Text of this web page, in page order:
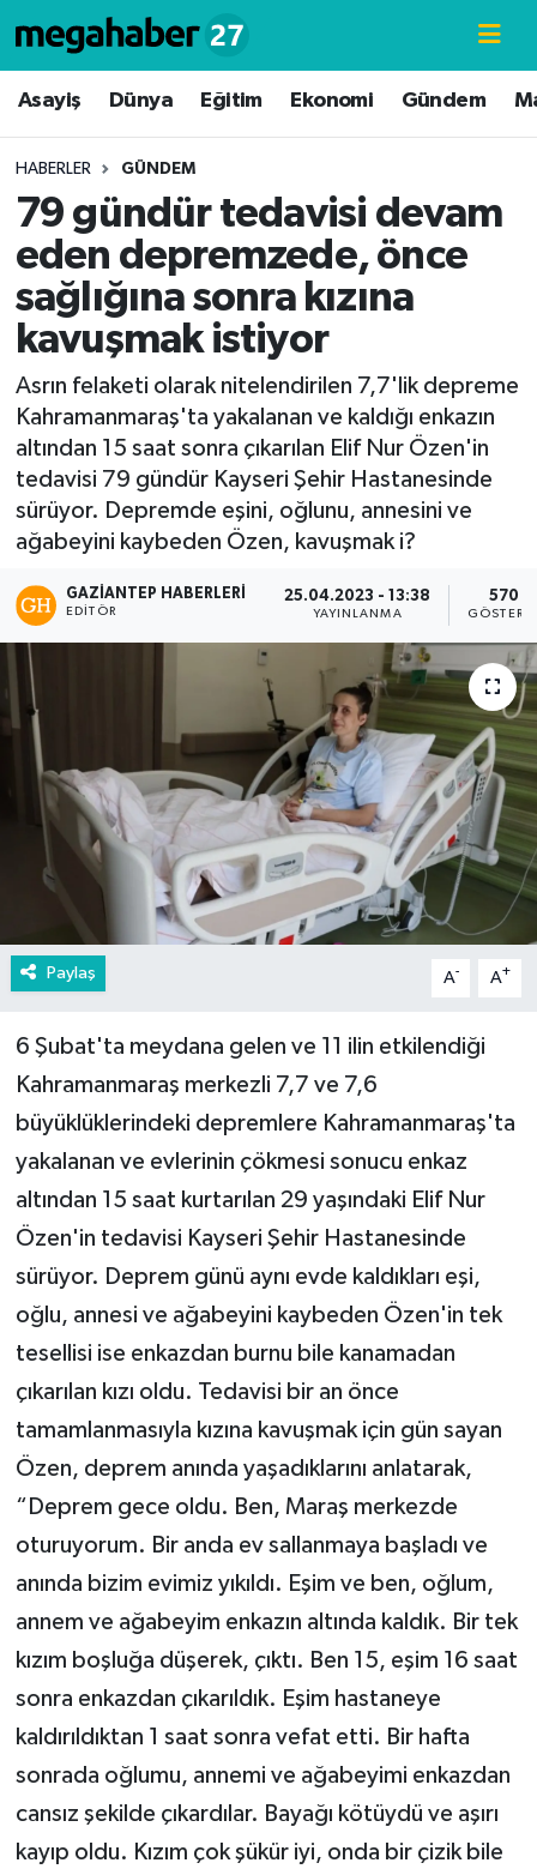
Asayiş Dünya Eğitim Ekonomi Gündem
HABERLER GÜNDEM
79 gündür tedavisi devam
eden depremzede, önce
sağlığına sonra kızına
kavuşmak istiyor
Asrın felaketi olarak nitelendirilen 7,7'lik depreme
Kahramanmaraş'ta yakalanan ve kaldığı enkazın
altından 15 saat sonra çıkarılan Elif Nur Özen'in
tedavisi 79 gündür Kayseri Şehir Hastanesinde
sürüyor. Depremde eşini, oğlunu, annesini ve
ağabeyini kaybeden Özen, kavuşmak i?
GAZIANTEP HABERLERI
EDITÖR
25.04.2023 - 13:38
YAYINLANMA
570
Paylaş A- A+
6 Şubat'ta meydana gelen ve 11 ilin etkilendiği
Kahramanmaraş merkezli 7,7 ve 7,6
büyüklüklerindeki depremlere Kahramanmaraş'ta
yakalanan ve evlerinin çökmesi sonucu enkaz
altından 15 saat kurtarılan 29 yaşındaki Elif Nur
Özen'in tedavisi Kayseri Şehir Hastanesinde
sürüyor. Deprem günü aynı evde kaldıkları eşi,
oğlu, annesi ve ağabeyini kaybeden Özen'in tek
tesellisi ise enkazdan burnu bile kanamadan
çıkarılan kızı oldu. Tedavisi bir an önce
tamamlanmasıyla kızına kavuşmak için gün sayan
Özen, deprem anında yaşadıklarını anlatarak,
“Deprem gece oldu. Ben, Maraş merkezde
oturuyorum. Bir anda ev sallanmaya başladı ve
anında bizim evimiz yıkıldı. Eşim ve ben, oğlum,
annem ve ağabeyim enkazın altında kaldık. Bir tek
kızım boşluğa düşerek, çıktı. Ben 15, eşim 16 saat
sonra enkazdan çıkarıldık. Eşim hastaneye
kaldırıldıktan 1 saat sonra vefat etti. Bir hafta
sonrada oğlumu, annemi ve ağabeyimi enkazdan
cansız şekilde çıkardılar. Bayağı kötüydü ve aşırı
kayıp oldu. Kızım çok şükür iyi, onda bir çizik bile
Hava Durumu
Süper Lig Puan Durumu ve Fikstür
Tüm Manşetler
Son Dakika Haberleri
Haber Arşivi